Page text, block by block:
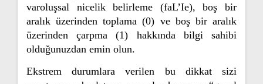
varoluşsal nicelik belirleme (faL’Ie), boş bir
aralık üzerinden toplama (0) ve boş bir aralık
üzerinden çarpma (1) hakkında bilgi sahibi
olduğunuzdan emin olun.
Ekstrem durumlara verilen bu dikkat sizi